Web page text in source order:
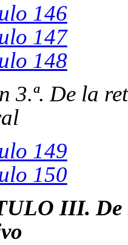
146
147
148
3.ª. De la
149
150
III. De